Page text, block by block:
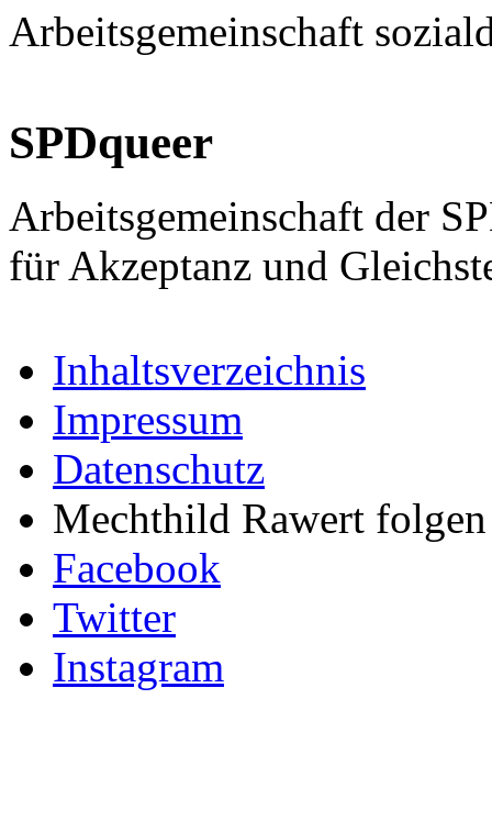
Arbeitsgemeinschaft
SPDqueer
Arbeitsgemeinschaft der
für Akzeptanz und
Inhaltsverzeichnis
Impressum
Datenschutz
Mechthild Rawert
Facebook
Twitter
Instagram